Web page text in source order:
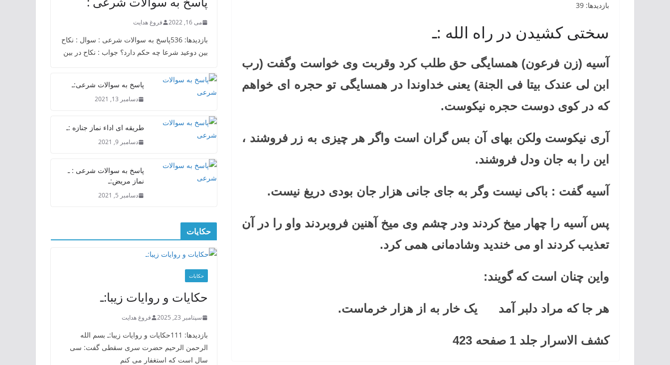
بازدیدها: 39
سختی کشیدن در راه الله :ـ
آسیه (زن فرعون) همسایگی حق طلب کرد وقربت وی خواست وگفت (رب
ابن لی عندک بیتا فی الجنة) یعنی خداوندا در همسایگی تو حجره ای خواهم
که در کوی دوست حجره نیکوست.
آری نیکوست ولکن بهای آن بس گران است واگر هر چیزی به زر فروشند ،
این را به جان ودل فروشند.
آسیه گفت : باکی نیست وگر به جای جانی هزار جان بودی دریغ نیست.
پس آسیه را چهار میخ کردند ودر چشم وی میخ آهنین فروبردند واو را در آن
تعذیب کردند او می خندید وشادمانی همی کرد.
واین چنان است که گویند:
هر جا که مراد دلبر آمد یک خار به از هزار خرماست.
کشف الاسرار جلد 1 صفحه 423
می 16, 2022 فروغ هدایت
بازدیدها: 536پاسخ به سوالات شرعی : سوال : نکاح
بین دوعید شرعا چه حکم دارد؟ جواب : نکاح در بین
پاسخ به سوالات شرعی:ـ
دسامبر 13, 2021
طریقه ای اداء نماز جنازه :ـ
دسامبر 9, 2021
پاسخ به سوالات شرعی : ـ
نماز مریض:ـ
دسامبر 5, 2021
حکایات
حکایات
حکایات و روایات زیبا:ـ
سپتامبر 23, 2025 فروغ هدایت
بازدیدها: 111حکایات و روایات زیبا:ـ بسم الله
الرحمن الرحیم حضرت سری سقطی گفت: سی
سال است که استغفار می کنم